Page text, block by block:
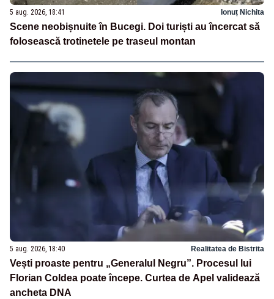
5 aug. 2026, 18:41 Ionuț Nichita
Scene neobișnuite în Bucegi. Doi turiști au încercat să
folosească trotinetele pe traseul montan
5 aug. 2026, 18:40 Realitatea de Bistrita
Vești proaste pentru „Generalul Negru”. Procesul lui
Florian Coldea poate începe. Curtea de Apel validează
ancheta DNA